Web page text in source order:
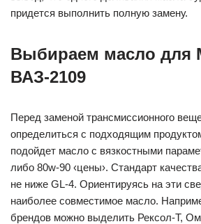
придется выполнить полную замену.
Выбираем масло для
ВАЗ-2109
Перед заменой трансмиссионного
определиться с подходящим
подойдет масло с вязкостными
либо 80w-90 ‹цены›. Стандарт
не ниже GL-4. Ориентируясь на эти
наиболее совместимое масло.
брендов можно выделить Рексол-Т,